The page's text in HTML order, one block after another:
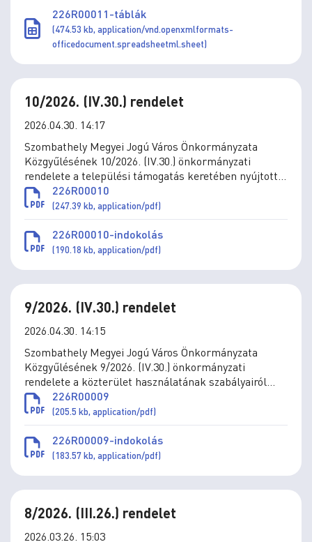
226R00011-táblák
(474.53 kb, application/vnd.openxmlformats-
officedocument.spreadsheetml.sheet)
10/2026. (IV.30.) rendelet
2026.04.30. 14:17
Szombathely Megyei Jogú Város Önkormányzata
Közgyűlésének 10/2026. (IV.30.) önkormányzati
rendelete a települési támogatás keretében nyújtott
ellátások és a szociális szolgáltatások helyi
szabályzásáról szóló 8/2015. (II. 27.) önkormányzati
rendelet módosításáról
226R00010
(247.39 kb, application/pdf)
226R00010-indokolás
(190.18 kb, application/pdf)
9/2026. (IV.30.) rendelet
2026.04.30. 14:15
Szombathely Megyei Jogú Város Önkormányzata
Közgyűlésének 9/2026. (IV.30.) önkormányzati
rendelete a közterület használatának szabályairól
szóló 2/2011. (I.31.) önkormányzati rendelet
módosításáról
226R00009
(205.5 kb, application/pdf)
226R00009-indokolás
(183.57 kb, application/pdf)
8/2026. (III.26.) rendelet
2026.03.26. 15:03